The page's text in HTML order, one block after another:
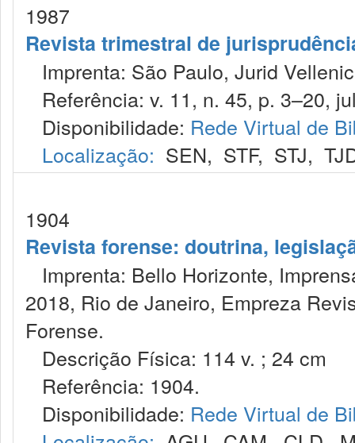
1987
Revista trimestral de
Imprenta: São Paulo, Jurid
Referência: v. 11, n. 45, p. 3–20,
Disponibilidade: Rede Virtual de
Localização: SEN, STF, STJ,
1904
Revista forense: doutrina,
Imprenta: Bello Horizonte,
2018, Rio de Janeiro, Empreza
Forense.
Descrição Física: 114 v. ; 24 cm
Referência: 1904.
Disponibilidade: Rede Virtual de